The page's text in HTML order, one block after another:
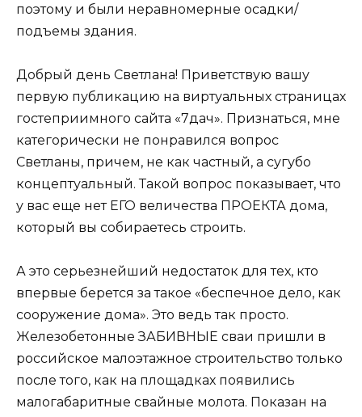
поэтому и были неравномерные осадки/
подъемы здания.
Добрый день Светлана! Приветствую вашу
первую публикацию на виртуальных страницах
гостеприимного сайта «7дач». Признаться, мне
категорически не понравился вопрос
Светланы, причем, не как частный, а сугубо
концептуальный. Такой вопрос показывает, что
у вас еще нет ЕГО величества ПРОЕКТА дома,
который вы собираетесь строить.
А это серьезнейший недостаток для тех, кто
впервые берется за такое «беспечное дело, как
сооружение дома». Это ведь так просто.
Железобетонные ЗАБИВНЫЕ сваи пришли в
российское малоэтажное строительство только
после того, как на площадках появились
малогабаритные свайные молота. Показан на